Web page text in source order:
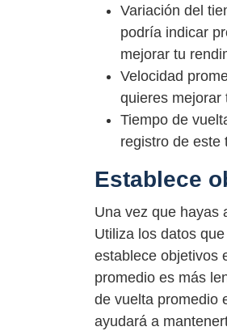
Variación del
podría indicar
mejorar tu
Velocidad
quieres mejorar
Tiempo de
registro de este
Establece
Una vez que hayas
Utiliza los datos
establece objetivos
promedio es más
de vuelta promedio
ayudará a